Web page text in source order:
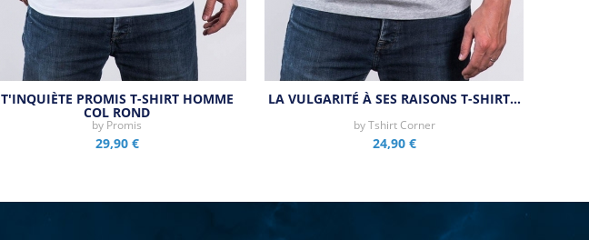
T'INQUIÈTE PROMIS T-SHIRT HOMME
COL ROND
by Promis
29,90 €
LA VULGARITÉ À SES RAISONS T-SHIRT…
byTshirt Corner
24,90 €